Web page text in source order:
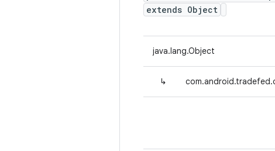
extends Object
java.lang.Object
↳